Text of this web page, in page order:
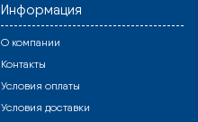
Информация
О компании
Контакты
Условия оплаты
Условия доставки